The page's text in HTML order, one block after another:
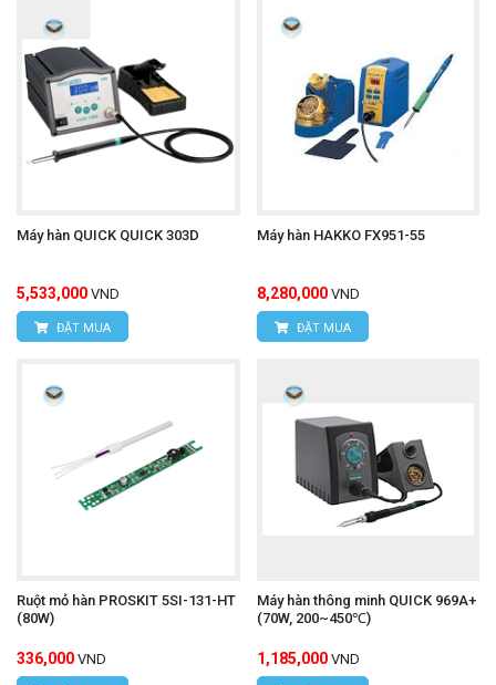
Máy hàn QUICK QUICK 303D
5,533,000 VND
ĐẶT MUA
Máy hàn HAKKO FX951-55
8,280,000 VND
ĐẶT MUA
Ruột mỏ hàn PROSKIT 5SI-131-HT
(80W)
336,000 VND
Máy hàn thông minh QUICK 969A+
(70W, 200~450℃)
1,185,000 VND